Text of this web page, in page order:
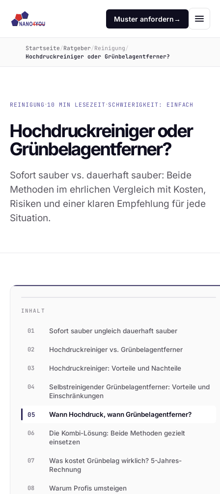
Muster anfordern→
Startseite /Ratgeber /Reinigung /
Hochdruckreiniger oder Grünbelagentferner?
REINIGUNG · 10 MIN LESEZEIT· SCHWIERIGKEIT: EINFACH
Hochdruckreiniger oder
Grünbelagentferner?
Sofort sauber vs. dauerhaft sauber: Beide
Methoden im ehrlichen Vergleich mit Kosten,
Risiken und einer klaren Empfehlung für jede
Situation.
INHALT
01 Sofort sauber ungleich dauerhaft sauber
02 Hochdruckreiniger vs. Grünbelagentferner
03 Hochdruckreiniger: Vorteile und Nachteile
04
Selbstreinigender Grünbelagentferner: Vorteile und
Einschränkungen
05 Wann Hochdruck, wann Grünbelagentferner?
06
Die Kombi-Lösung: Beide Methoden gezielt
einsetzen
07
Was kostet Grünbelag wirklich? 5-Jahres-
Rechnung
08 Warum Profis umsteigen